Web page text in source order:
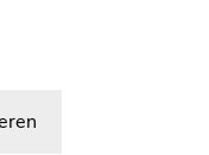
9.00-14.00